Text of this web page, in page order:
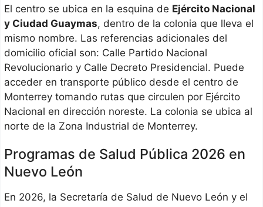
El centro se ubica en la esquina de Ejército Nacional
y Ciudad Guaymas, dentro de la colonia que lleva el
mismo nombre. Las referencias adicionales del
domicilio oficial son: Calle Partido Nacional
Revolucionario y Calle Decreto Presidencial. Puede
acceder en transporte público desde el centro de
Monterrey tomando rutas que circulen por Ejército
Nacional en dirección noreste. La colonia se ubica al
norte de la Zona Industrial de Monterrey.
Programas de Salud Pública 2026 en
Nuevo León
En 2026, la Secretaría de Salud de Nuevo León y el